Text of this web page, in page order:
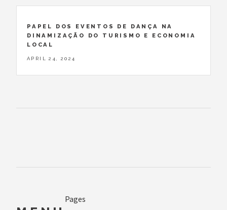
PAPEL DOS EVENTOS DE DANÇA NA
DINAMIZAÇÃO DO TURISMO E ECONOMIA
LOCAL
APRIL 24, 2024
Pages